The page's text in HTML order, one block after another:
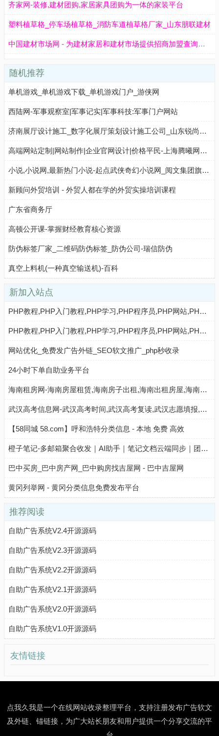
齐家网-装修,建材团购,家居家具团购为一体的家装平台
塑料植草格_停车场植草格_消防车道植草格厂家_山东朋联建材
中国建材市场网 - 为建材家居和建材市场提供招商加盟查询服务
随机推荐
单机游戏_单机游戏下载_单机游戏门户_游侠网
西陆网-军事观察室|军事记实|军事科技:军事门户网站
济南展厅设计施工_数字化展厅策划设计施工公司_山东锐尚文化传播有限公司
高端网站定制|网站制作|企业官网设计|价格平民-上海腾曦网络服务公司网站首页「口碑」
小说,小说网,最新热门小说-起点武侠奇幻小说网_阅文集团旗下网站
新顾问外贸培训 - 外贸人都在学的外贸实操培训课程
广东省商务厅
高顿公开课-掌握财经教育核心资源
防伪标签厂家_二维码防伪标签_防伪公司-瑞信防伪
真空上料机(一种真空输送机)-百科
新加入站点
PHP教程,PHP入门教程,PHP学习,PHP程序员,PHP网站,PHP视频教程,Mysql教程,CMS教程,AI秒收录 - AI秒收录
PHP教程,PHP入门教程,PHP学习,PHP程序员,PHP网站,PHP视频教程,Mysql教程,CMS教程,AI收录网 - AI收录网
网站优化_免费发广告外链_SEO软文推广_php秒收录
24小时下单自助业务平台
海南租房网-海南房屋租赁,海南房子出租,海南出租房屋,海南房地产中介,海南个人租房信息
武汉高考信息网-武汉高考时间,武汉高考复读,武汉志愿填报,武汉高考分数线,武汉高考成绩查询
【58同城 58.com】呼和浩特分类信息 - 本地 免费 高效
橙子笔记-多邮箱聚合收发｜AI助手｜笔记文档云端同步｜团队与个人高效协作工具
巴中买房_巴中房产网_巴中购房找吉屋网 - 巴中吉屋网
黄冈列举网 - 黄冈分类信息免费发布平台
推荐阅读
自助广告系统V2.4开源源码
自助广告系统V2.3开源源码
自助广告系统V2.2开源源码
自助广告系统V2.1开源源码
自助广告系统V2.0开源源码
自助广告系统V1.0开源源码
友情链接
点我久我是一个在线网站收录整理平台，支持注册发布广告软文
及外链、锚链接，为广大站长朋友和用户提供一个分享交流的平